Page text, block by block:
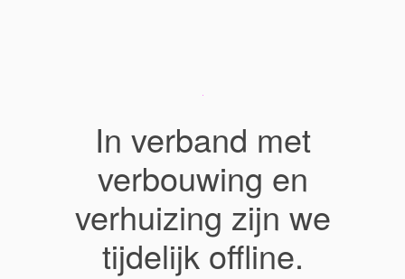
In verband met
verbouwing en
verhuizing zijn we
tijdelijk offline.